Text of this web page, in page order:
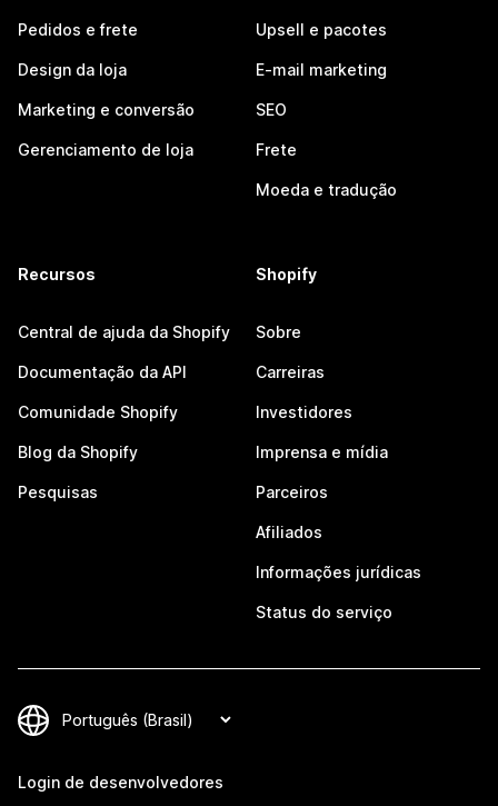
Pedidos e frete
Design da loja
Marketing e conversão
Gerenciamento de loja
Upsell e pacotes
E-mail marketing
SEO
Frete
Moeda e tradução
Recursos
Central de ajuda da Shopify
Documentação da API
Comunidade Shopify
Blog da Shopify
Pesquisas
Shopify
Sobre
Carreiras
Investidores
Imprensa e mídia
Parceiros
Afiliados
Informações jurídicas
Status do serviço
Login de desenvolvedores